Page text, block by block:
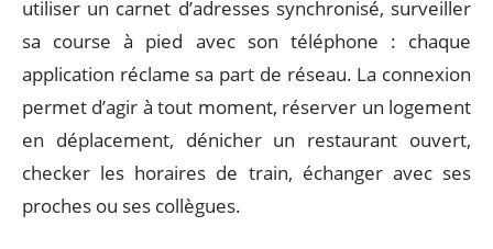
utiliser un carnet d’adresses synchronisé, surveiller
sa course à pied avec son téléphone : chaque
application réclame sa part de réseau. La connexion
permet d’agir à tout moment, réserver un logement
en déplacement, dénicher un restaurant ouvert,
checker les horaires de train, échanger avec ses
proches ou ses collègues.